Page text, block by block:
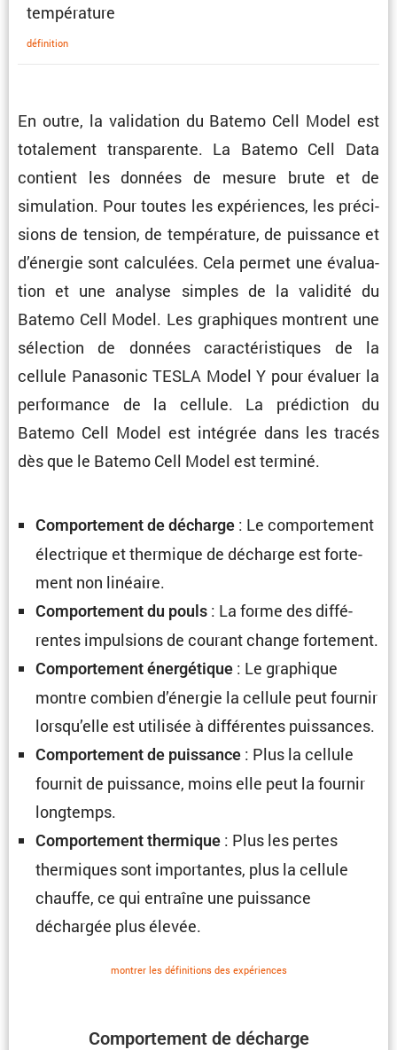
température
défini­tion
En outre, la valida­tion du Batemo Cell Model est
totale­ment trans­pa­rente. La Batemo Cell Data
contient les données de mesure brute et de
simula­tion. Pour toutes les expériences, les préci­
sions de tension, de tempé­ra­ture, de puissance et
d’énergie sont calcu­lées. Cela permet une évalua­
tion et une analyse simples de la validité du
Batemo Cell Model. Les graphiques montrent une
sélec­tion de données carac­té­ris­tiques de la
cellule Panasonic TESLA Model Y pour évaluer la
perfor­mance de la cellule. La prédic­tion du
Batemo Cell Model est intégrée dans les tracés
dès que le Batemo Cell Model est terminé.
Compor­te­ment de décharge
Compor­te­ment de décharge : Le compor­te­ment
électrique et thermique de décharge est forte­
ment non linéaire.
Compor­te­ment du pouls : La forme des diffé­
rentes impul­sions de courant change fortement.
Compor­te­ment énergé­tique : Le graphique
montre combien d’énergie la cellule peut fournir
lorsqu’elle est utilisée à diffé­rentes puissances.
Compor­te­ment de puissance : Plus la cellule
fournit de puissance, moins elle peut la fournir
longtemps.
Compor­te­ment thermique : Plus les pertes
thermiques sont impor­tantes, plus la cellule
chauffe, ce qui entraîne une puissance
déchargée plus élevée.
montrer les défini­tions des expériences